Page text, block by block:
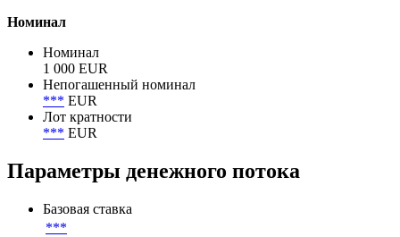
Номинал
Номинал
1 000 EUR
Непогашенный номинал
*** EUR
Лот кратности
*** EUR
Параметры денежного потока
Базовая ставка
***